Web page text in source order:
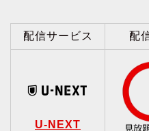
配信サービス 配
U-NEXT